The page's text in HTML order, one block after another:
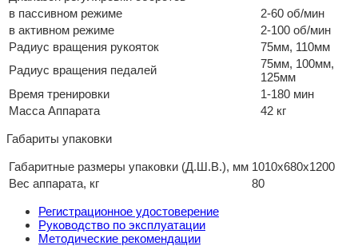
в пассивном режиме
2-60 об/мин
в активном режиме
2-100 об/мин
Радиус вращения рукояток
75мм, 110мм
Радиус вращения педалей
75мм, 100мм,
125мм
Время тренировки
1-180 мин
Масса Аппарата
42 кг
Габариты упаковки
Габаритные размеры упаковки (Д.Ш.В.), мм 1010х680х1200
Вес аппарата, кг
80
Регистрационное удостоверение
Руководство по эксплуатации
Методические рекомендации